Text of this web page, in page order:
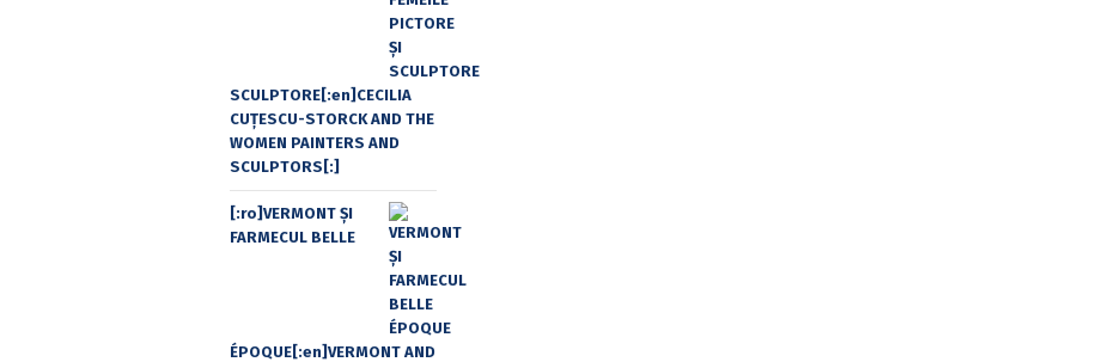
SCULPTORE[:en]CECILIA
CUŢESCU-STORCK AND THE
WOMEN PAINTERS AND
SCULPTORS[:]
[:ro]VERMONT ȘI
FARMECUL BELLE
ÉPOQUE[:en]VERMONT AND